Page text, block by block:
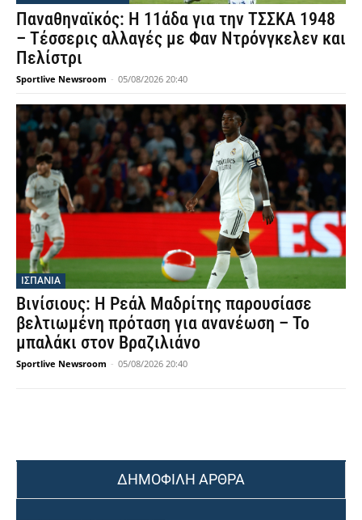
Παναθηναϊκός: Η 11άδα για την ΤΣΣΚΑ 1948
– Τέσσερις αλλαγές με Φαν Ντρόνγκελεν και
Πελίστρι
Sportlive Newsroom - 05/08/2026 20:40
ΙΣΠΑΝΙΑ
Βινίσιους: Η Ρεάλ Μαδρίτης παρουσίασε
βελτιωμένη πρόταση για ανανέωση – Το
μπαλάκι στον Βραζιλιάνο
Sportlive Newsroom - 05/08/2026 20:40
ΔΗΜΟΦΙΛΗ ΑΡΘΡΑ